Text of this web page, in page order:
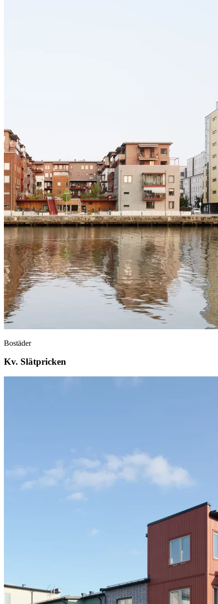
Bostäder
Kv. Slätpricken